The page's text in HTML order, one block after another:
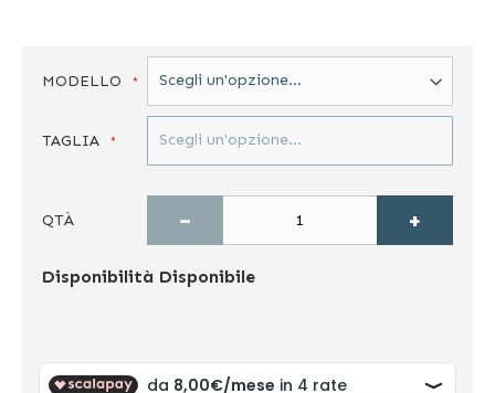
MODELLO
TAGLIA
QTÀ − +
Disponibilità Disponibile